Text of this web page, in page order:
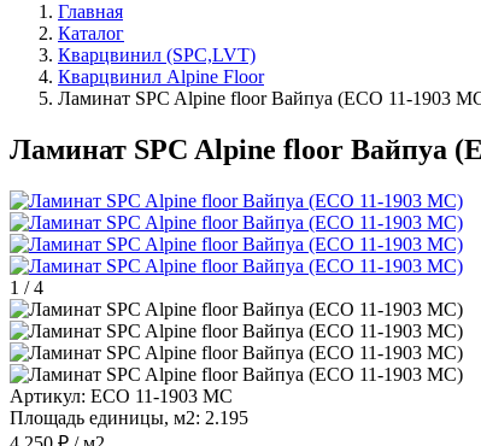
Главная
Каталог
Кварцвинил (SPC,LVT)
Кварцвинил Alpine Floor
Ламинат SPC Alpine floor Вайпуа (ECO 11-1903
Ламинат SPC Alpine floor Вайпуа
1 /4
Артикул: ECO 11-1903 MC
Площадь единицы, м2: 2.195